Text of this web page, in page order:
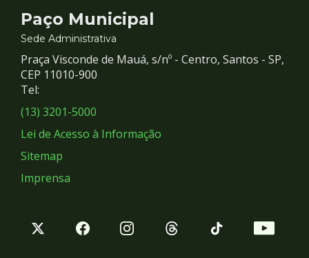
Contato
e
Redes
Sociais
Paço Municipal
Sede Administrativa
Praça Visconde de Mauá, s/nº - Centro, Santos - SP,
CEP 11010-900
Tel:
(13) 3201-5000
Lei de Acesso à Informação
Sitemap
Imprensa